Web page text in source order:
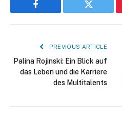
Facebook Twitter
PREVIOUS ARTICLE
Palina Rojinski: Ein Blick auf
das Leben und die Karriere
des Multitalents